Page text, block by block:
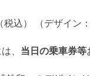
税込） （デザイン
、 当日の乗車券等